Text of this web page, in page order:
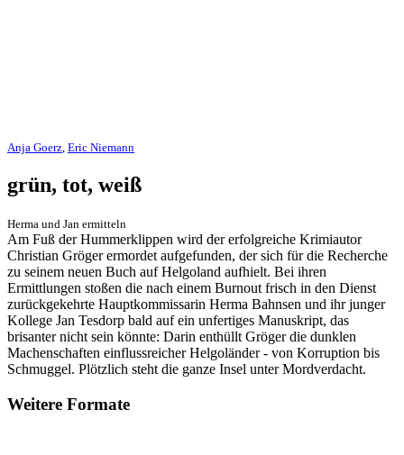
Anja Goerz, Eric Niemann
grün, tot, weiß
Herma und Jan ermitteln
Am Fuß der Hummerklippen wird der erfolgreiche Krimiautor
Christian Gröger ermordet aufgefunden, der sich für die Recherche
zu seinem neuen Buch auf Helgoland aufhielt. Bei ihren
Ermittlungen stoßen die nach einem Burnout frisch in den Dienst
zurückgekehrte Hauptkommissarin Herma Bahnsen und ihr junger
Kollege Jan Tesdorp bald auf ein unfertiges Manuskript, das
brisanter nicht sein könnte: Darin enthüllt Gröger die dunklen
Machenschaften einflussreicher Helgoländer - von Korruption bis
Schmuggel. Plötzlich steht die ganze Insel unter Mordverdacht.
Weitere Formate